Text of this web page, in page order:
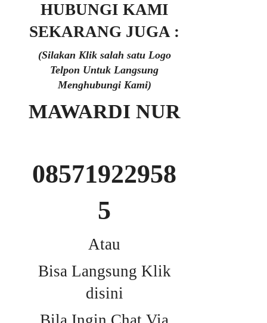
HUBUNGI KAMI
SEKARANG JUGA :
(Silakan Klik salah satu Logo
Telpon Untuk Langsung
Menghubungi Kami)
MAWARDI NUR
08571922958
5
Atau
Bisa Langsung Klik
disini